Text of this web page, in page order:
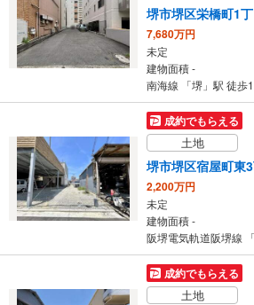
堺市堺区栄橋町1丁
7,680万円
未定
建物面積 -
南海線 「堺」駅 徒歩
成約でもらえる
土地
堺市堺区宿屋町東
2,200万円
未定
建物面積 -
阪堺電気軌道阪堺線
成約でもらえる
土地